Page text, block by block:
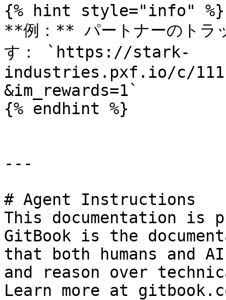
{% hint style="info" %}
**例：** パートナーのトラ
す： `https://stark-
industries.pxf.io/c/
&im_rewards=1`
{% endhint %}
---
# Agent Instructions
This documentation is
GitBook is the
that both humans and
and reason over
Learn more at